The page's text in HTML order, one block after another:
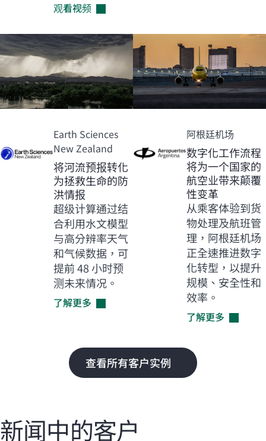
观看视频
Earth Sciences
New Zealand
将河流预报转化
为拯救生命的防
洪情报
超级计算通过结
合利用水文模型
与高分辨率天气
和气候数据，可
提前 48 小时预
测未来情况。
了解更多
阿根廷机场
数字化工作流程
将为一个国家的
航空业带来颠覆
性变革
从乘客体验到货
物处理及航班管
理，阿根廷机场
正全速推进数字
化转型，以提升
规模、安全性和
效率。
了解更多
查看所有客户实例
新闻中的客户